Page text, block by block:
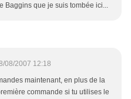
Baggins que je suis tombée ici...
08/2007 12:18
maintenant, en plus de la
commande si tu utilises le